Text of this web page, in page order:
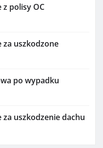
z polisy OC
za uszkodzone
po wypadku
za uszkodzenie dachu